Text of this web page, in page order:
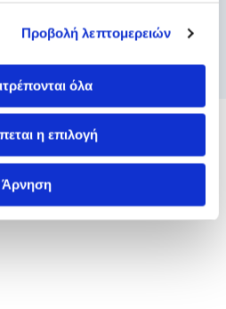
Προβολή λεπτομερειών
όλα
η επιλογή
Άρνηση